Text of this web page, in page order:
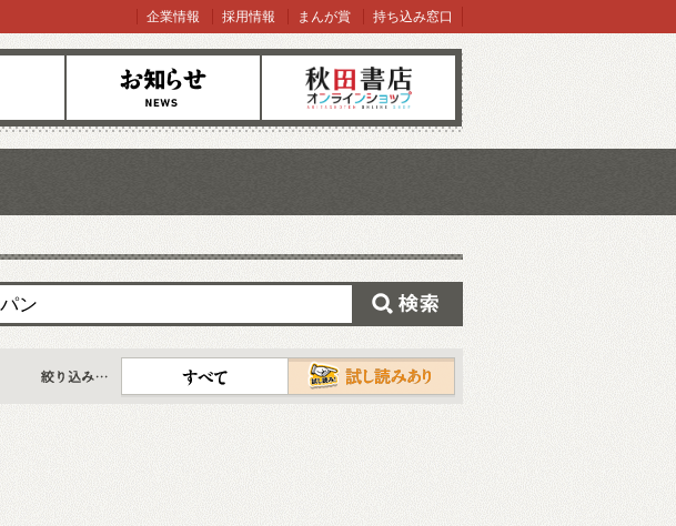
お知らせ オンラインショップ
企業情報 採用情報 まんが賞 持ち込み窓口
すべて